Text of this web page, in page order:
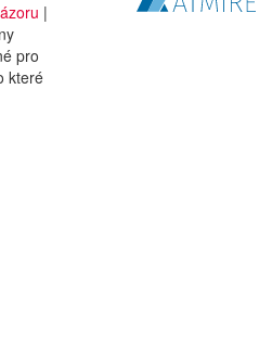
|
pro
které